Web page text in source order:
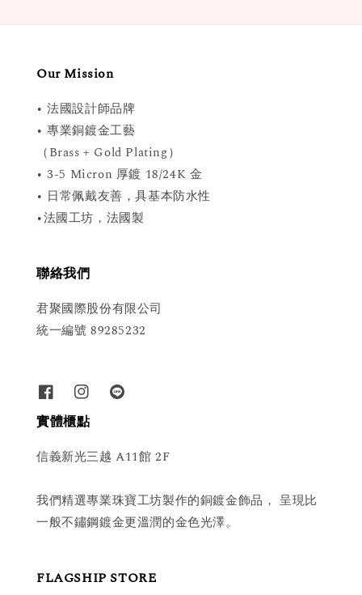
Our Mission
• 法國設計師品牌
• 專業銅鍍金工藝
（Brass + Gold Plating）
• 3-5 Micron 厚鍍 18/24K 金
• 日常佩戴友善，具基本防水性
•法國工坊，法國製
聯絡我們
君聚國際股份有限公司
統一編號 89285232
實體櫃點
信義新光三越 A11館 2F
我們精選專業珠寶工坊製作的銅鍍金飾品， 呈現比
一般不鏽鋼鍍金更溫潤的金色光澤。
FLAGSHIP STORE